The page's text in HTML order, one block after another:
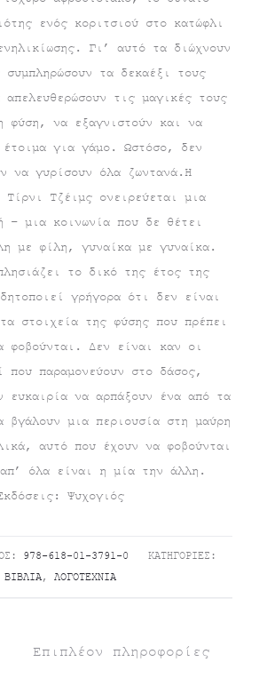
ενός κοριτσιού στο κατώφλι
Γι’ αυτό τα διώχνουν
συμπληρώσουν τα δεκαέξι τους
τις μαγικές τους
φύση, να εξαγνιστούν και να
έτοιμα για γάμο. Ωστόσο, δεν
να γυρίσουν όλα ζωντανά.Η
Τίρνι Τζέιμς ονειρεύεται μια
– μια κοινωνία που δε θέτει
με φίλη, γυναίκα με γυναίκα.
το δικό της έτος της
γρήγορα ότι δεν είναι
στοιχεία της φύσης που πρέπει
φοβούνται. Δεν είναι καν οι
που παραμονεύουν στο δάσος,
ευκαιρία να αρπάξουν ένα από τα
βγάλουν μια περιουσία στη μαύρη
αυτό που έχουν να φοβούνται
απ’ όλα είναι η μία την άλλη.
Ψυχογιός
978-618-01-3791-0
ΚΑΤΗΓΟΡΊΕΣ:
ΒΙΒΛΊΑ, ΛΟΓΟΤΕΧΝΊΑ
Επιπλέον πληροφορίες